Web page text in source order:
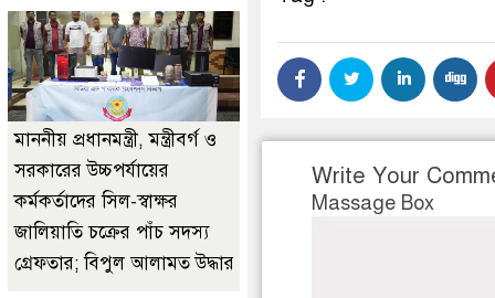
Write Your
Massage Box
মাননীয় প্রধানমন্ত্রী, মন্ত্রীবর্গ ও
সরকারের উচ্চপর্যায়ের
কর্মকর্তাদের সিল-স্বাক্ষর
জালিয়াতি চক্রের পাঁচ সদস্য
গ্রেফতার; বিপুল আলামত উদ্ধার